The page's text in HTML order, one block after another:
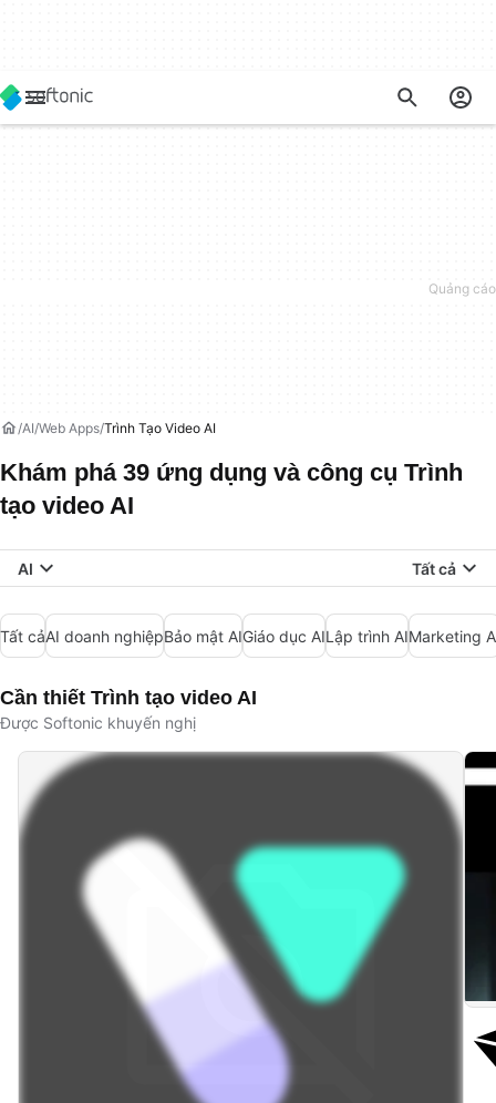
AI Web Apps Trình Tạo Video AI
Khám phá 39 ứng dụng và công cụ Trình
tạo video AI
AI Tất cả
Tất cảAI doanh nghiệpBảo mật AIGiáo dục AILập trình AIMarketing
Cần thiết Trình tạo video AI
Được Softonic khuyến nghị